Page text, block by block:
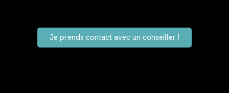
Je prends contact avec un conseiller !